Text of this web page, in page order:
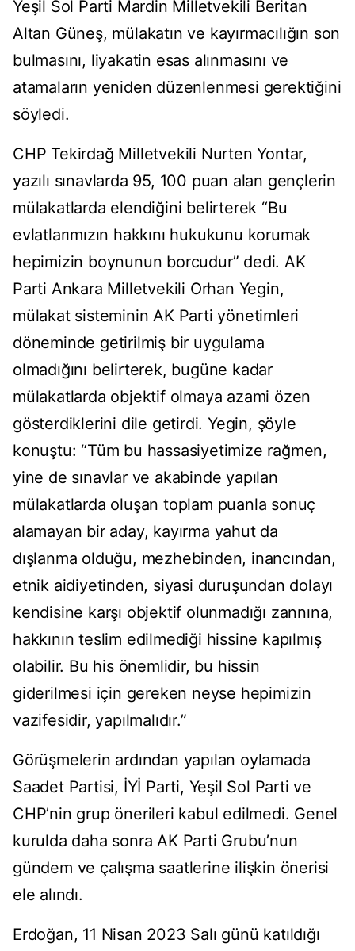
Yeşil Sol Parti Mardin Milletvekili Beritan
Altan Güneş, mülakatın ve kayırmacılığın son
bulmasını, liyakatin esas alınmasını ve
atamaların yeniden düzenlenmesi gerektiğini
söyledi.
CHP Tekirdağ Milletvekili Nurten Yontar,
yazılı sınavlarda 95, 100 puan alan gençlerin
mülakatlarda elendiğini belirterek “Bu
evlatlarımızın hakkını hukukunu korumak
hepimizin boynunun borcudur” dedi. AK
Parti Ankara Milletvekili Orhan Yegin,
mülakat sisteminin AK Parti yönetimleri
döneminde getirilmiş bir uygulama
olmadığını belirterek, bugüne kadar
mülakatlarda objektif olmaya azami özen
gösterdiklerini dile getirdi. Yegin, şöyle
konuştu: “Tüm bu hassasiyetimize rağmen,
yine de sınavlar ve akabinde yapılan
mülakatlarda oluşan toplam puanla sonuç
alamayan bir aday, kayırma yahut da
dışlanma olduğu, mezhebinden, inancından,
etnik aidiyetinden, siyasi duruşundan dolayı
kendisine karşı objektif olunmadığı zannına,
hakkının teslim edilmediği hissine kapılmış
olabilir. Bu his önemlidir, bu hissin
giderilmesi için gereken neyse hepimizin
vazifesidir, yapılmalıdır.”
Görüşmelerin ardından yapılan oylamada
Saadet Partisi, İYİ Parti, Yeşil Sol Parti ve
CHP’nin grup önerileri kabul edilmedi. Genel
kurulda daha sonra AK Parti Grubu’nun
gündem ve çalışma saatlerine ilişkin önerisi
ele alındı.
Erdoğan, 11 Nisan 2023 Salı günü katıldığı